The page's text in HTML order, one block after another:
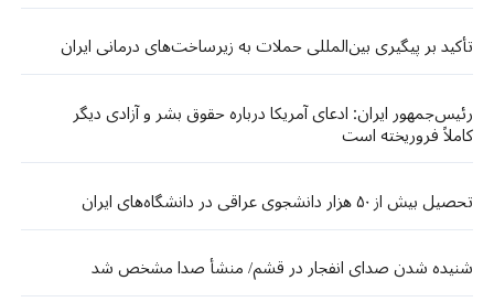
تأکید بر پیگیری بین‌المللی حملات به زیرساخت‌های درمانی ایران
رئیس‌جمهور ایران: ادعای آمریکا درباره حقوق بشر و آزادی دیگر
کاملاً فروریخته است
تحصیل بیش از ۵۰ هزار دانشجوی عراقی در دانشگاه‌های ایران
شنیده شدن صدای انفجار در قشم/ منشأ صدا مشخص شد